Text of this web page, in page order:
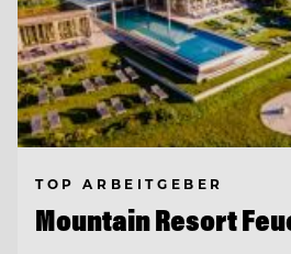
TOP ARBEITGEBER
Mountain Resort